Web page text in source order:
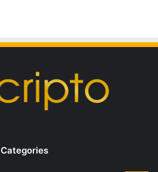
Categories